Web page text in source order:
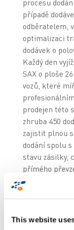
This website
procesu
případě
odběratelem,
optimalizaci
dodávek o
Každý den
SAX o ploše
vozů, které
prodejen této
zhruba 450
zajistit plnou
dodání spolu
stavu zásilky,
přímého
například
zákazníka.
způsoby, jak